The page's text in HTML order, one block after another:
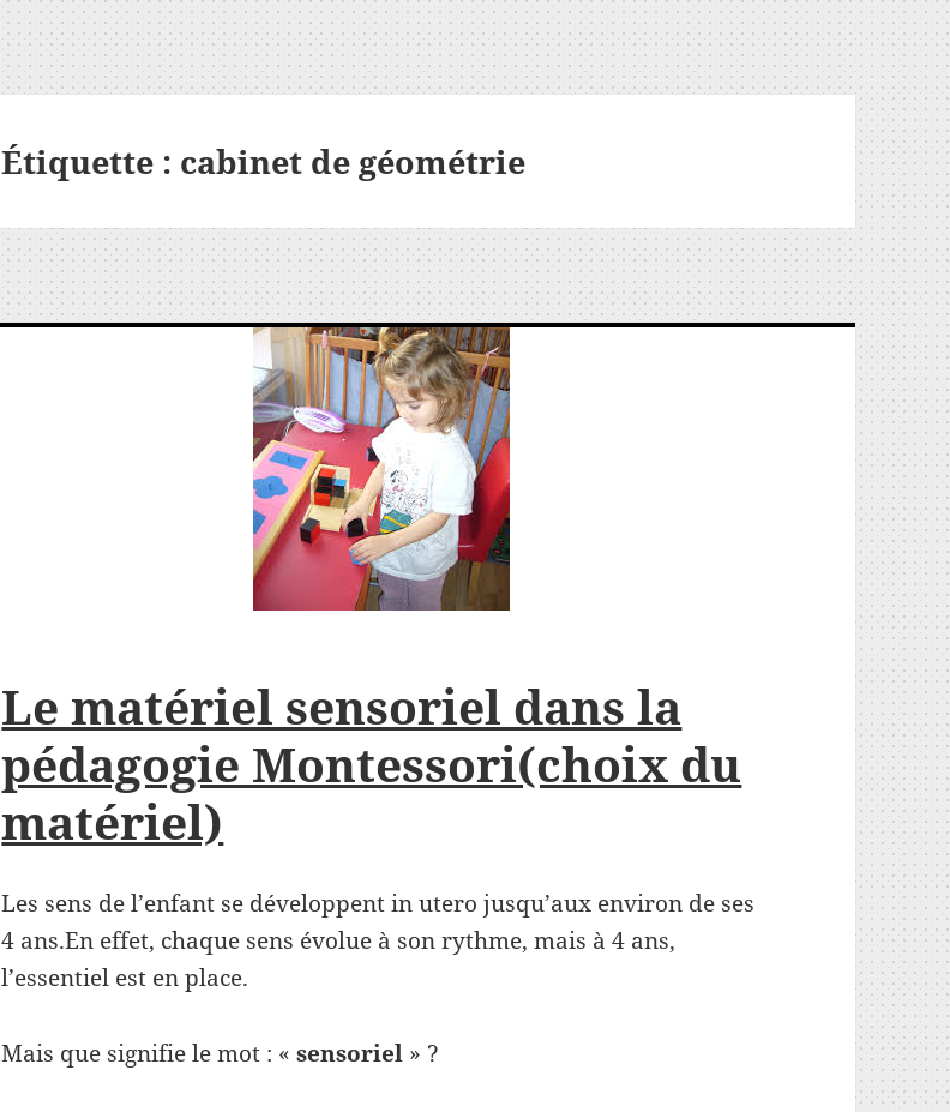
Étiquette : cabinet de géométrie
Le matériel sensoriel dans la
pédagogie Montessori(choix du
matériel)
Les sens de l’enfant se développent in utero jusqu’aux environ de ses
4 ans.En effet, chaque sens évolue à son rythme, mais à 4 ans,
l’essentiel est en place.
Mais que signifie le mot : «sensoriel » ?